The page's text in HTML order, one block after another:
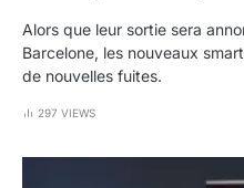
Alors que leur sortie sera
Barcelone, les nouveaux
de nouvelles fuites.
297 VIEWS